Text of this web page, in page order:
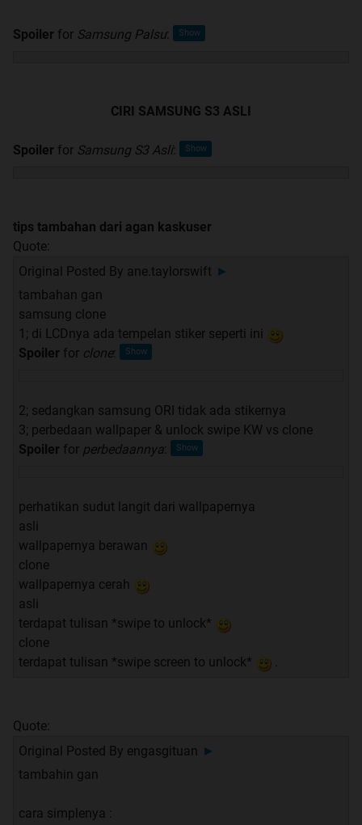
Spoiler for Samsung Palsu:
CIRI SAMSUNG S3 ASLI
Spoiler for Samsung S3 Asli:
tips tambahan dari agan kaskuser
Quote:
Original Posted By ane.taylorswift ►
tambahan gan
samsung clone
1; di LCDnya ada tempelan stiker seperti ini
Spoiler for clone:
2; sedangkan samsung ORI tidak ada stikernya
3; perbedaan wallpaper & unlock swipe KW vs clone
Spoiler for perbedaannya
perhatikan sudut langit dari wallpapernya
asli
wallpapernya berawan
clone
wallpapernya cerah
asli
terdapat tulisan *swipe to unlock*
clone
terdapat tulisan *swipe screen to unlock*
Quote:
Original Posted By engasgituan ►
tambahin gan
cara simplenya :